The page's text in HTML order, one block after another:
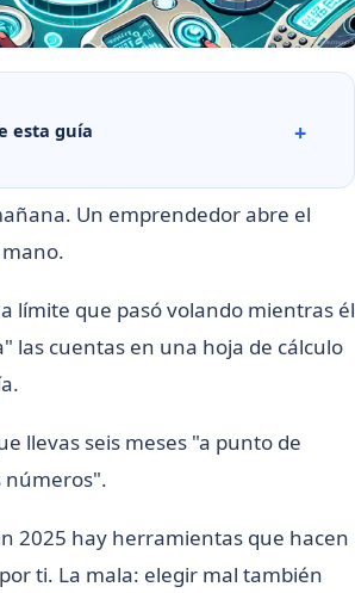
esta guía
Un emprendedor abre el
límite que pasó volando mientras él
las cuentas en una hoja de cálculo
llevas seis meses "a punto de
números".
2025 hay herramientas que hacen
ti. La mala: elegir mal también